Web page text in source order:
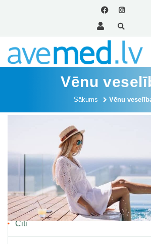
Vēnu
Sākums Vēnu
Kategorijas
Aknu veselība
Citi